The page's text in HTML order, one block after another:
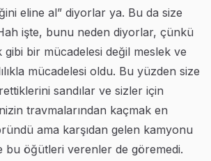
eline al” diyorlar ya. Bu da size
işte, bunu neden diyorlar, çünkü
gibi bir mücadelesi değil meslek ve
mücadelesi oldu. Bu yüzden size
sandılar ve sizler için
travmalarından kaçmak en
ama karşıdan gelen kamyonu
bu öğütleri verenler de göremedi.